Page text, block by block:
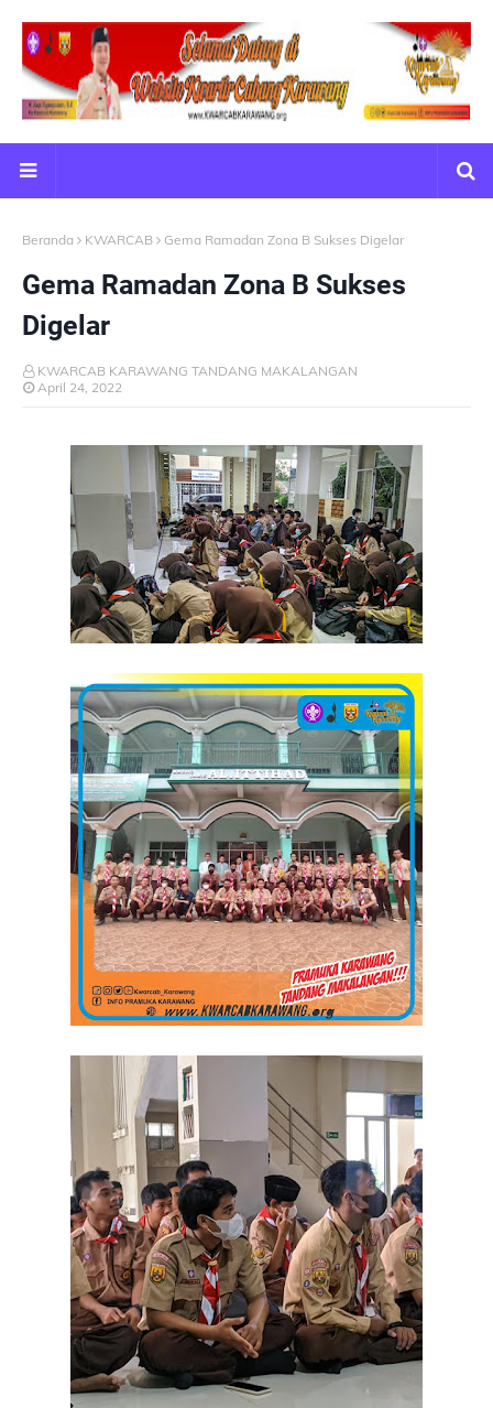
Beranda KWARCAB Gema Ramadan Zona B Sukses Digelar
Gema Ramadan Zona B Sukses
Digelar
KWARCAB KARAWANG TANDANG MAKALANGAN
April 24, 2022